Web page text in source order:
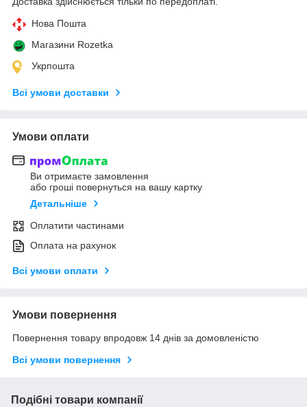
Нова Пошта
Магазини Rozetka
Укрпошта
Всі умови доставки
Умови оплати
Ви отримаєте замовлення
або гроші повернуться на вашу картку
Детальніше
Оплатити частинами
Оплата на рахунок
Всі умови оплати
Умови повернення
Повернення товару впродовж 14 днів за домовленістю
Всі умови повернення
Подібні товари компанії